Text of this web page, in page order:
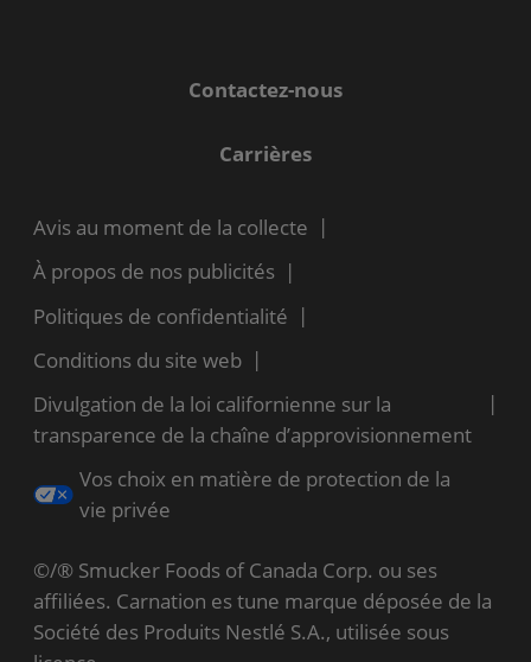
Contactez-nous
Carrières
Avis au moment de la collecte
À propos de nos publicités
Politiques de confidentialité
Conditions du site web
Divulgation de la loi californienne sur la
transparence de la chaîne d’approvisionnement
Vos choix en matière de protection de la
vie privée
©/® Smucker Foods of Canada Corp. ou ses
affiliées. Carnation es tune marque déposée de la
Société des Produits Nestlé S.A., utilisée sous